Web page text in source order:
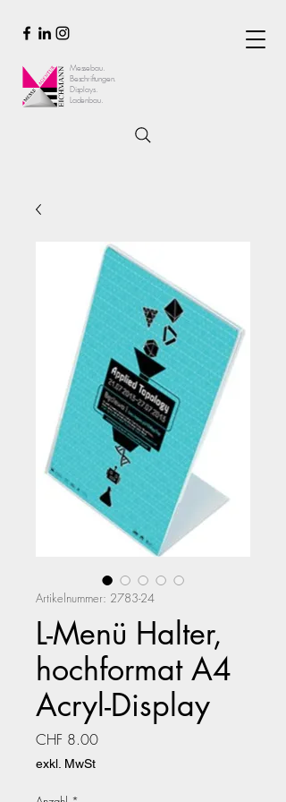
Messebau.
Beschriftungen.
Displays.
Ladenbau.
Artikelnummer: 2783-24
L-Menü Halter,
hochformat A4
Acryl-Display
CHF 8.00Preis
exkl. MwSt